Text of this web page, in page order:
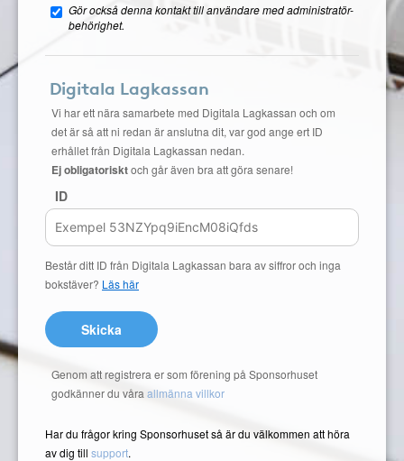
Gör också denna kontakt till användare med administratör-
behörighet.
Digitala Lagkassan
Vi har ett nära samarbete med Digitala Lagkassan och om
det är så att ni redan är anslutna dit, var god ange ert ID
erhållet från Digitala Lagkassan nedan.
Ej obligatorisktoch går även bra att göra senare!
ID
Består ditt ID från Digitala Lagkassan bara av siffror och inga
bokstäver? Läs här
Skicka
Genom att registrera er som förening på Sponsorhuset
godkänner du våra allmänna villkor
Har du frågor kring Sponsorhuset så är du välkommen att höra
av dig till support.